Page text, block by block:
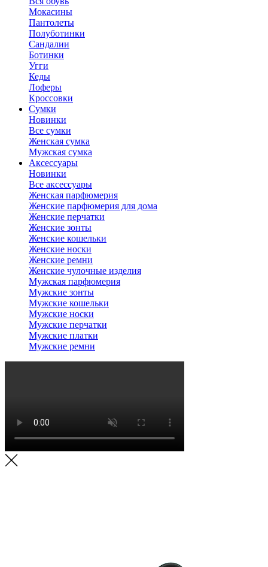
Мокасины
Пантолеты
Полуботинки
Сандалии
Ботинки
Угги
Кеды
Лоферы
Кроссовки
Сумки
Новинки
Все сумки
Женская сумка
Мужская сумка
Аксессуары
Новинки
Все аксессуары
Женская парфюмерия
Женские парфюмерия для дома
Женские перчатки
Женские зонты
Женские кошельки
Женские носки
Женские ремни
Женские чулочные изделия
Мужская парфюмерия
Мужские зонты
Мужские кошельки
Мужские носки
Мужские перчатки
Мужские платки
Мужские ремни